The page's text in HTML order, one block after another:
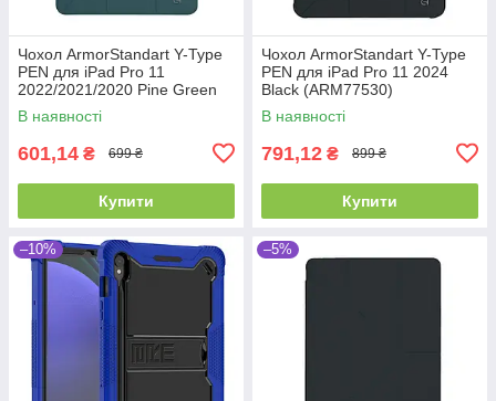
Чохол ArmorStandart Y-Type
PEN для iPad Pro 11
2022/2021/2020 Pine Green
(ARM77514)
В наявності
601,14 ₴ 699 ₴
Купити
Чохол ArmorStandart Y-Type
PEN для iPad Pro 11 2024
Black (ARM77530)
В наявності
791,12 ₴ 899 ₴
Купити
–10% –5%